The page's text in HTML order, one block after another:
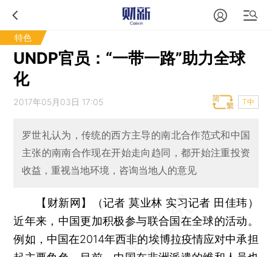
特色
UNDP官员：“一带一路”助力全球
化
2017年05月03日 17:05 T中
罗世礼认为，传统的西方主导的南北合作范式和中国
主张的南南合作现在开始走向趋同，都开始注重投资
收益，重视当地环境，咨询当地人的意见
【财新网】（记者 莫业林 实习记者 田佳玮）
近年来，中国更加积极参与联合国在全球的活动。
例如，中国在2014年西非的埃博拉疫情应对中承担